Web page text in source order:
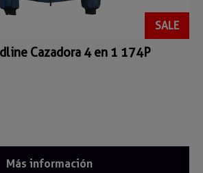
SALE
Cazadora 4 en 1 174P
Más información